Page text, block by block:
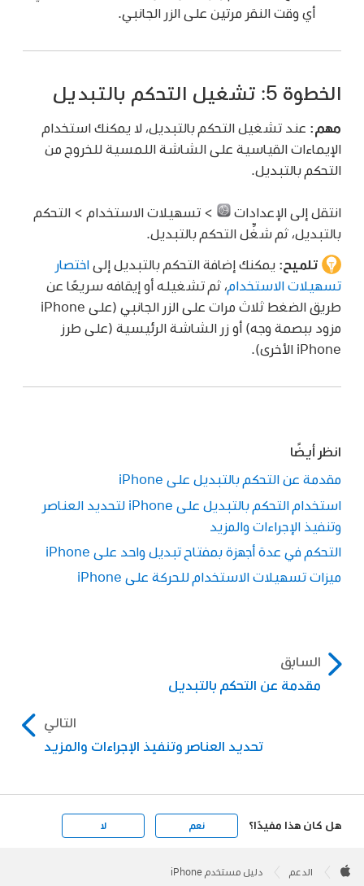
أي وقت النقر مرتين على الزر الجانبي.
الخطوة 5: تشغيل التحكم بالتبديل
مهم: عند تشغيل التحكم بالتبديل، لا يمكنك استخدام
الإيماءات القياسية على الشاشة اللمسية للخروج من
التحكم بالتبديل.
انتقل إلى الإعدادات
> تسهيلات الاستخدام > التحكم
بالتبديل، ثم شغِّل التحكم بالتبديل.
تلميح: يمكنك إضافة التحكم بالتبديل إلى اختصار
تسهيلات الاستخدام، ثم تشغيله أو إيقافه سريعًا عن
طريق الضغط ثلاث مرات على الزر الجانبي (على iPhone
مزود ببصمة وجه) أو زر الشاشة الرئيسية (على طرز
iPhone الأخرى).
انظر أيضًا
مقدمة عن التحكم بالتبديل على iPhone
استخدام التحكم بالتبديل على iPhone لتحديد العناصر
وتنفيذ الإجراءات والمزيد
التحكم في عدة أجهزة بمفتاح تبديل واحد على iPhone
ميزات تسهيلات الاستخدام للحركة على iPhone
السابق
مقدمة عن التحكم بالتبديل
التالي
تحديد العناصر وتنفيذ الإجراءات والمزيد
هل كان هذا مفيدًا؟ نعم لا
Footer

الدعم دليل مستخدم iPhone